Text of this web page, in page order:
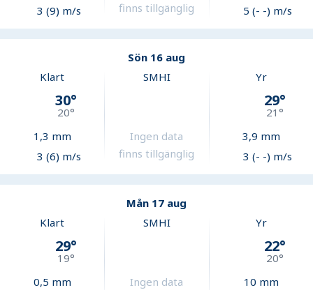
3 (9) m/s
finns tillgänglig
5 (- -) m/s
Sön 16 aug
Klart
30°
20°
1,3 mm
3 (6) m/s
SMHI
Ingen data
finns tillgänglig
Yr
29°
21°
3,9 mm
3 (- -) m/s
Mån 17 aug
Klart
29°
19°
0,5 mm
SMHI
Ingen data
Yr
22°
20°
10 mm